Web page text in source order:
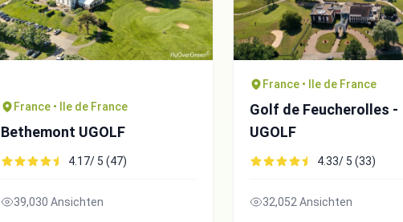
France • Ile de France
Bethemont UGOLF
4.17/ 5 (47)
39,030 Ansichten
France • Ile de France
Golf de Feucherolles -
UGOLF
4.33/ 5 (33)
32,052 Ansichten